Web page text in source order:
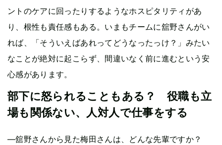
ントのケアに回ったりするようなホスピタリティがあ
り、根性も責任感もある。いまもチームに舘野さんがい
れば、「そういえばあれってどうなったっけ？」みたい
なことが絶対に起こらず、間違いなく前に進むという安
心感があります。
部下に怒られることもある？ 役職も立
場も関係ない、人対人で仕事をする
—舘野さんから見た梅田さんは、どんな先輩ですか？